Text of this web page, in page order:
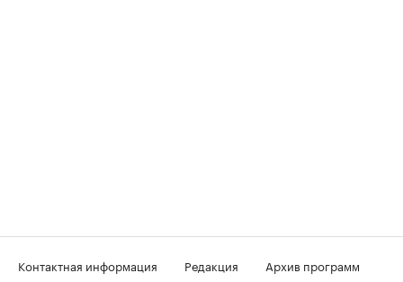
Контактная информация Редакция
Архив программ